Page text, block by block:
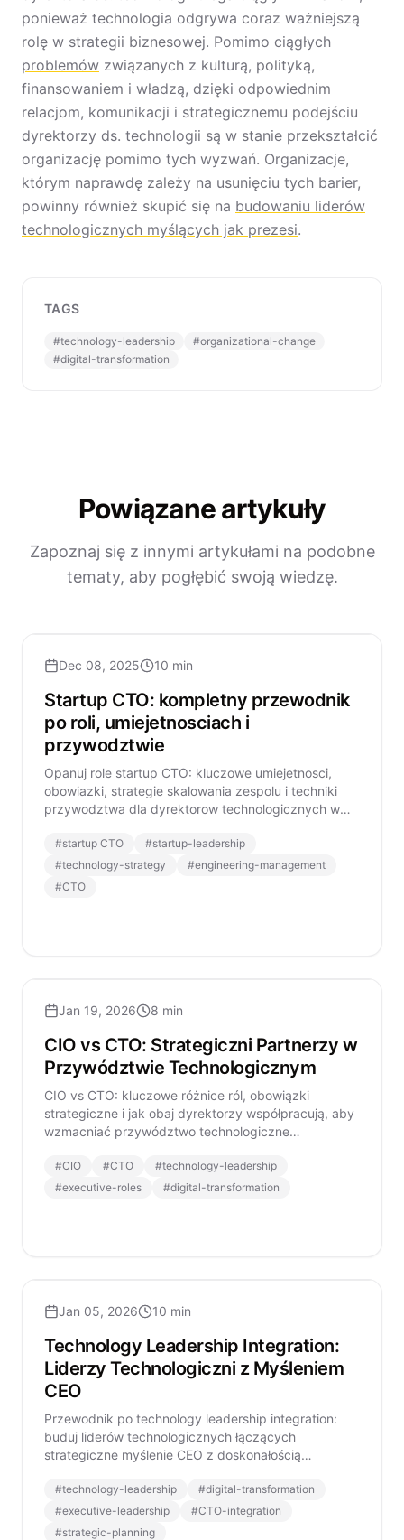
ponieważ technologia odgrywa coraz ważniejszą
rolę w strategii biznesowej. Pomimo ciągłych
problemów związanych z kulturą, polityką,
finansowaniem i władzą, dzięki odpowiednim
relacjom, komunikacji i strategicznemu podejściu
dyrektorzy ds. technologii są w stanie przekształcić
organizację pomimo tych wyzwań. Organizacje,
którym naprawdę zależy na usunięciu tych barier,
powinny również skupić się na budowaniu liderów
technologicznych myślących jak prezesi.
TAGS
#technology-leadership #organizational-change
#digital-transformation
Powiązane artykuły
Zapoznaj się z innymi artykułami na podobne
tematy, aby pogłębić swoją wiedzę.
Dec 08, 2025 10 min
Startup CTO: kompletny przewodnik
po roli, umiejetnosciach i
przywodztwie
Opanuj role startup CTO: kluczowe umiejetnosci,
obowiazki, strategie skalowania zespolu i techniki
przywodztwa dla dyrektorow technologicznych w
#startup CTO #startup-leadership
#technology-strategy #engineering-management
#CTO
Jan 19, 2026 8 min
CIO vs CTO: Strategiczni Partnerzy w
Przywództwie Technologicznym
CIO vs CTO: kluczowe różnice ról, obowiązki
strategiczne i jak obaj dyrektorzy współpracują, aby
wzmacniać przywództwo technologiczne
#CIO #CTO #technology-leadership
#executive-roles #digital-transformation
Jan 05, 2026 10 min
Technology Leadership Integration:
Liderzy Technologiczni z Myśleniem
CEO
Przewodnik po technology leadership integration:
buduj liderów technologicznych łączących
strategiczne myślenie CEO z doskonałością
#technology-leadership #digital-transformation
#executive-leadership #CTO-integration
#strategic-planning